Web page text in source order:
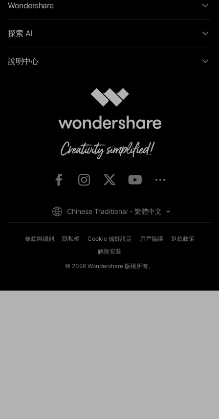
Wondershare
探索 AI
說明中心
條款與細則 隱私權 Cookie 偏好設定 用戶協議
退款政策
解除安裝
© 2026 Wondershare 版權所有。
Chinese Traditional - 繁體中文